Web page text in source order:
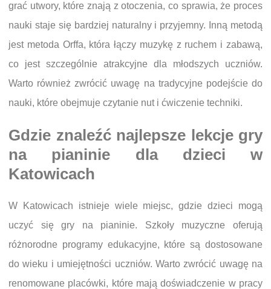
grać utwory, które znają z otoczenia, co sprawia, że proces
nauki staje się bardziej naturalny i przyjemny. Inną metodą
jest metoda Orffa, która łączy muzykę z ruchem i zabawą,
co jest szczególnie atrakcyjne dla młodszych uczniów.
Warto również zwrócić uwagę na tradycyjne podejście do
nauki, które obejmuje czytanie nut i ćwiczenie techniki.
Gdzie znaleźć najlepsze lekcje gry
na pianinie dla dzieci w
Katowicach
W Katowicach istnieje wiele miejsc, gdzie dzieci mogą
uczyć się gry na pianinie. Szkoły muzyczne oferują
różnorodne programy edukacyjne, które są dostosowane
do wieku i umiejętności uczniów. Warto zwrócić uwagę na
renomowane placówki, które mają doświadczenie w pracy